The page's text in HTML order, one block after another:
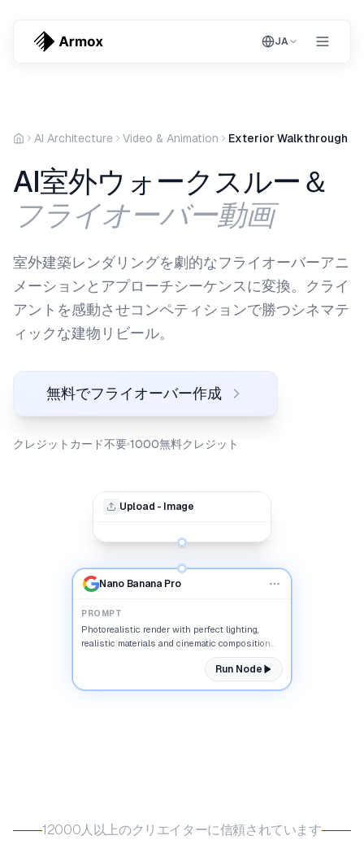
JA
AI Architecture Video & Animation Exterior Walkthrough
AI室外ウォークスルー＆
フライオーバー動画
室外建築レンダリングを劇的なフライオーバーアニ
メーションとアプローチシーケンスに変換。クライ
アントを感動させコンペティションで勝つシネマテ
ィックな建物リビール。
無料でフライオーバー作成
クレジットカード不要 1000無料クレジット
Upload - Image
Nano Banana Pro
PROMPT
Photorealistic render with perfect lighting,
realistic materials and cinematic composition...
Run Node
12000人以上のクリエイターに信頼されています